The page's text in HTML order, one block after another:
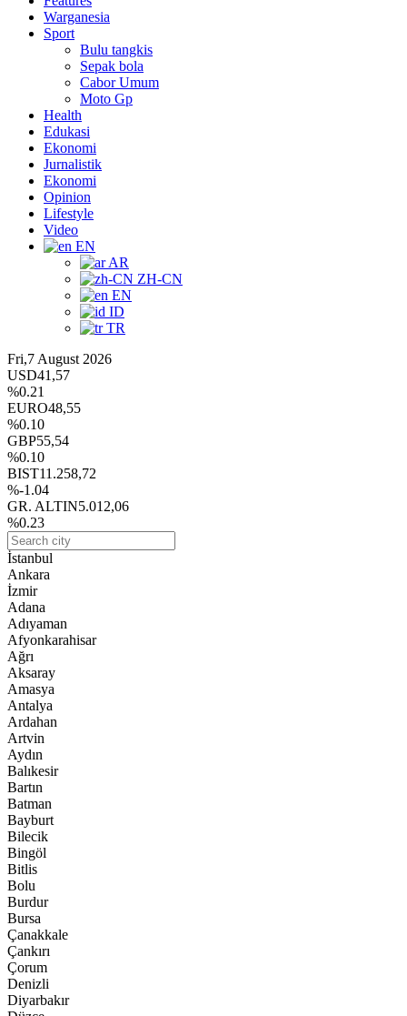
Warganesia
Sport
Bulu tangkis
Sepak bola
Cabor Umum
Moto Gp
Health
Edukasi
Ekonomi
Jurnalistik
Ekonomi
Opinion
Lifestyle
Video
EN
AR
ZH-CN
EN
ID
TR
Fri,7 August 2026
USD41,57
%0.21
EURO48,55
%0.10
GBP55,54
%0.10
BIST11.258,72
%-1.04
GR. ALTIN5.012,06
%0.23
İstanbul
Ankara
İzmir
Adana
Adıyaman
Afyonkarahisar
Ağrı
Aksaray
Amasya
Antalya
Ardahan
Artvin
Aydın
Balıkesir
Bartın
Batman
Bayburt
Bilecik
Bingöl
Bitlis
Bolu
Burdur
Bursa
Çanakkale
Çankırı
Çorum
Denizli
Diyarbakır